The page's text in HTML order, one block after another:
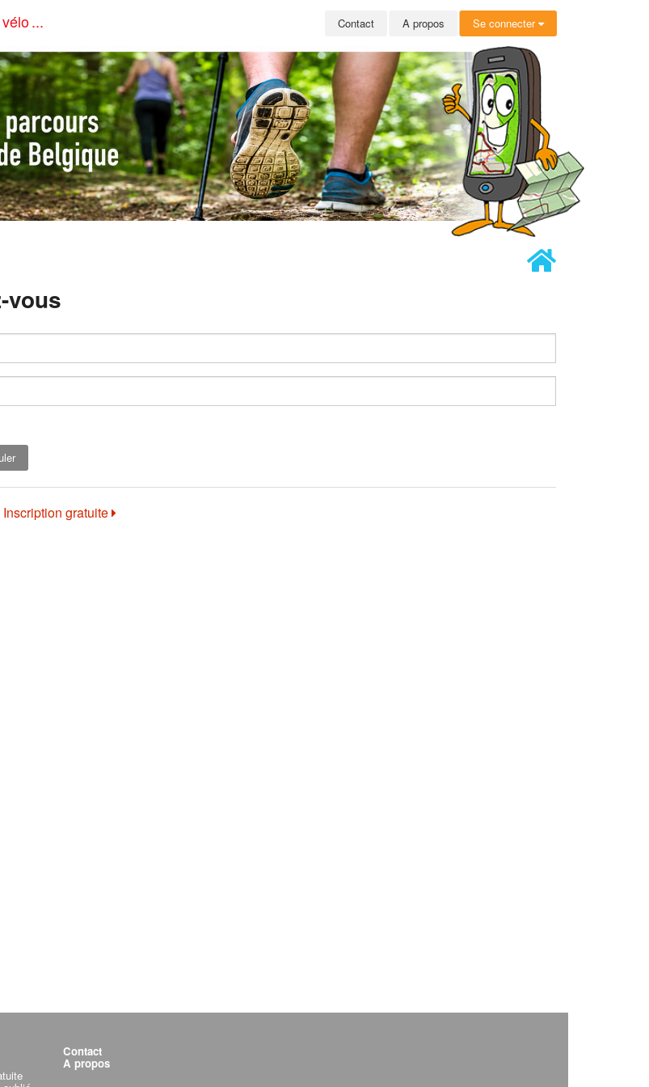
... Contact A propos Se connecter
vous
gratuite
Contact
A propos